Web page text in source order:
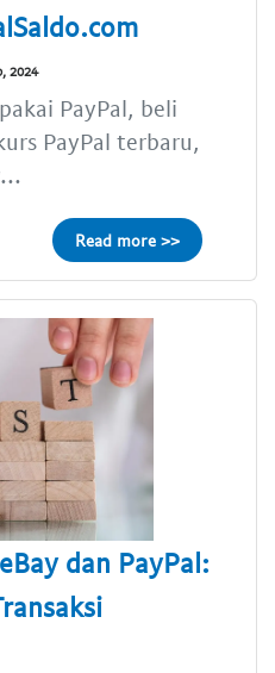
2024
PayPal, beli
PayPal terbaru,
Read more >>
dan PayPal: